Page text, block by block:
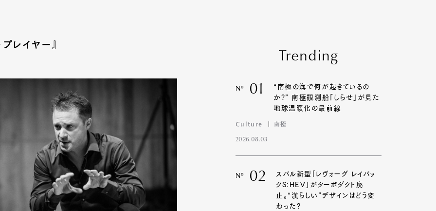
レイヤー』
Trending
Nº 01
“南極の海で何が起きているの
か?” 南極観測船「しらせ」が見た
地球温暖化の最前線
Culture 南極
2026.08.03
Nº 02
スバル新型「レヴォーグ レイバッ
クS:HEV」がターボダクト廃
止。“漢らしい”デザインはどう変
わった?